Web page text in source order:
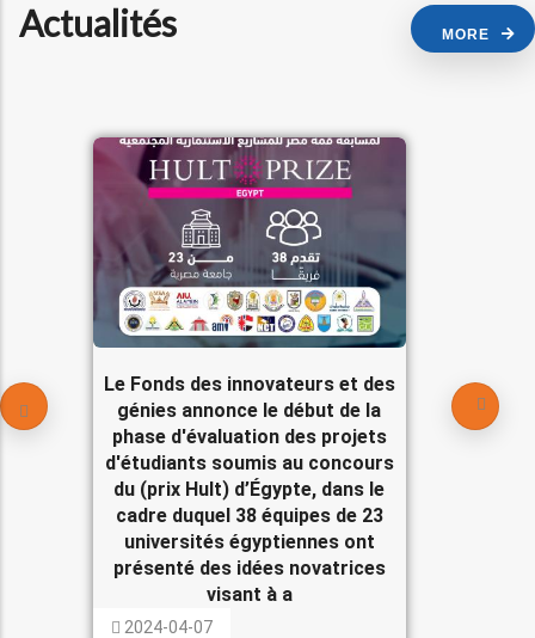
Actualités MORE
Le Fonds des innovateurs et des
génies annonce le début de la
phase d'évaluation des projets
d'étudiants soumis au concours
du (prix Hult) d’Égypte, dans le
cadre duquel 38 équipes de 23
universités égyptiennes ont
présenté des idées novatrices
visant à a
2024-04-07